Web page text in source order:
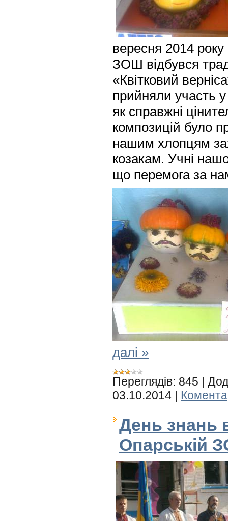
вересня 2014
ЗОШ відбувся
«Квітковий
прийняли участь
як справжні
композицій було
нашим хлопцям
козакам. Учні
що перемога за
далі »
Переглядів: 845
03.10.2014
День знань
Опарській